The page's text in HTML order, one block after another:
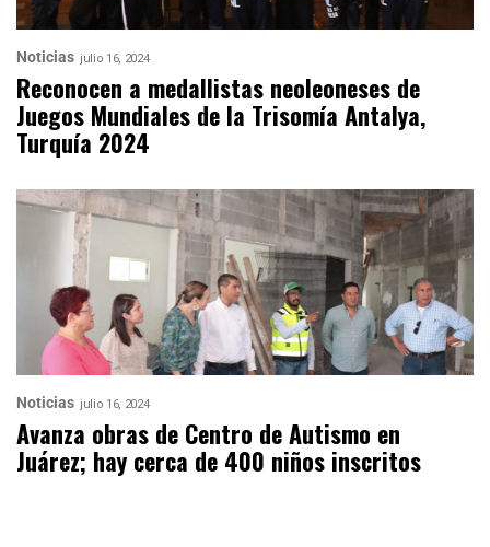
Noticias julio 16, 2024
Reconocen a medallistas neoleoneses de
Juegos Mundiales de la Trisomía Antalya,
Turquía 2024
Noticias julio 16, 2024
Avanza obras de Centro de Autismo en
Juárez; hay cerca de 400 niños inscritos